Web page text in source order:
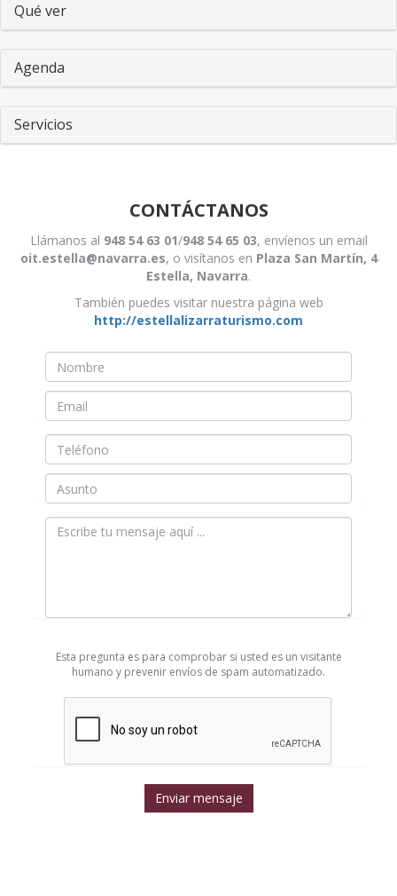
Qué ver
Agenda
Servicios
CONTÁCTANOS
Llámanos al 948 54 63 01/948 54 65 03, envíenos un email
oit.estella@navarra.es, o visítanos en Plaza San Martín, 4
Estella, Navarra.
También puedes visitar nuestra página web
http://estellalizarraturismo.com
Nombre
Teléfono
Esta pregunta es para comprobar si usted es un visitante
humano y prevenir envíos de spam automatizado.
Enviar mensaje